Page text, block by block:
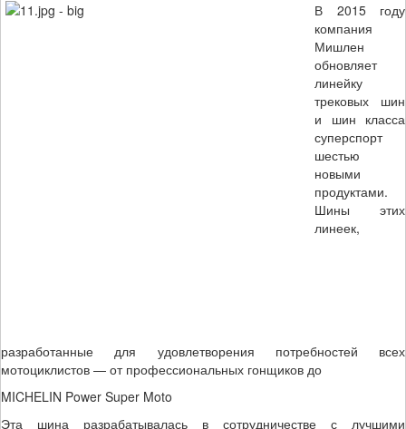
В 2015 году
компания
Мишлен
обновляет
линейку
трековых шин
и шин класса
суперспорт
шестью
новыми
продуктами.
Шины этих
линеек,
разработанные для удовлетворения потребностей всех
мотоциклистов — от профессиональных гонщиков до
MICHELIN Power Super Moto
Эта шина разрабатывалась в сотрудничестве с лучшими